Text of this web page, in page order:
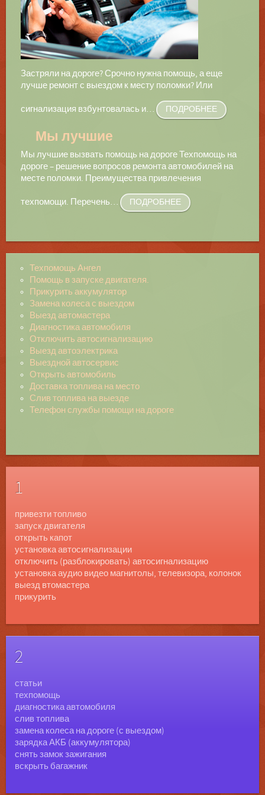
Застряли на дороге? Срочно нужна помощь, а еще
лучше ремонт с выездом к месту поломки? Или
сигнализация взбунтовалась и… ПОДРОБНЕЕ
Мы лучшие
Мы лучшие вызвать помощь на дороге Техпомощь на
дороге – решение вопросов ремонта автомобилей на
месте поломки. Преимущества привлечения
техпомощи. Перечень… ПОДРОБНЕЕ
Техпомощь Ангел
Помощь в запуске двигателя.
Прикурить аккумулятор
Замена колеса с выездом
Выезд автомастера
Диагностика автомобиля
Отключить автосигнализацию
Выезд автоэлектрика
Выездной автосервис
Открыть автомобиль
Доставка топлива на место
Слив топлива на выезде
Телефон службы помощи на дороге
1
привезти топливо
запуск двигателя
открыть капот
установка автосигнализации
отключить (разблокировать) автосигнализацию
установка аудио видео магнитолы, телевизора, колонок
выезд втомастера
прикурить
2
статьи
техпомощь
диагностика автомобиля
слив топлива
замена колеса на дороге (с выездом)
зарядка АКБ (аккумулятора)
снять замок зажигания
вскрыть багажник